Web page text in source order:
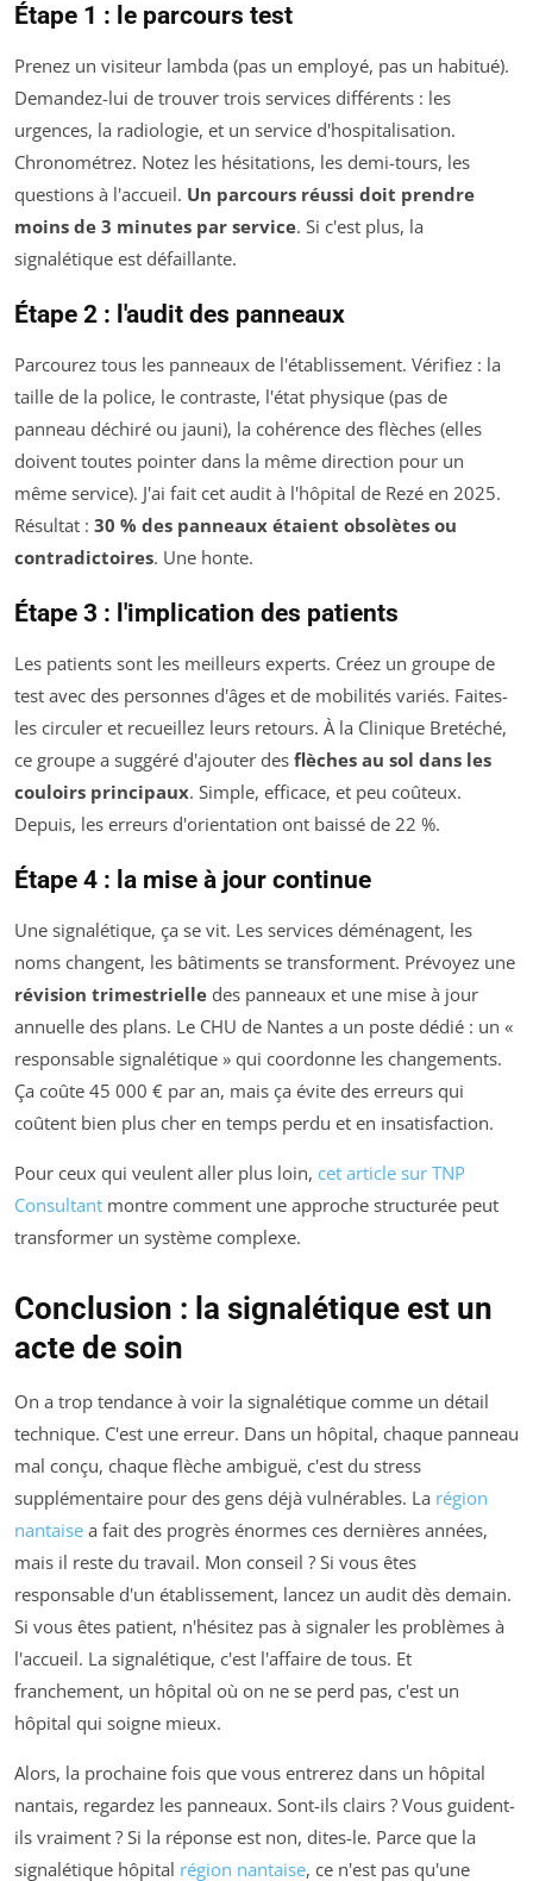
Étape 1 : le parcours test
Prenez un visiteur lambda (pas un employé, pas un habitué).
Demandez-lui de trouver trois services différents : les
urgences, la radiologie, et un service d'hospitalisation.
Chronométrez. Notez les hésitations, les demi-tours, les
questions à l'accueil. Un parcours réussi doit prendre
moins de 3 minutes par service. Si c'est plus, la
signalétique est défaillante.
Étape 2 : l'audit des panneaux
Parcourez tous les panneaux de l'établissement. Vérifiez : la
taille de la police, le contraste, l'état physique (pas de
panneau déchiré ou jauni), la cohérence des flèches (elles
doivent toutes pointer dans la même direction pour un
même service). J'ai fait cet audit à l'hôpital de Rezé en 2025.
Résultat : 30 % des panneaux étaient obsolètes ou
contradictoires. Une honte.
Étape 3 : l'implication des patients
Les patients sont les meilleurs experts. Créez un groupe de
test avec des personnes d'âges et de mobilités variés. Faites-
les circuler et recueillez leurs retours. À la Clinique Bretéché,
ce groupe a suggéré d'ajouter des flèches au sol dans les
couloirs principaux. Simple, efficace, et peu coûteux.
Depuis, les erreurs d'orientation ont baissé de 22 %.
Étape 4 : la mise à jour continue
Une signalétique, ça se vit. Les services déménagent, les
noms changent, les bâtiments se transforment. Prévoyez une
révision trimestrielle des panneaux et une mise à jour
annuelle des plans. Le CHU de Nantes a un poste dédié : un «
responsable signalétique » qui coordonne les changements.
Ça coûte 45 000 € par an, mais ça évite des erreurs qui
coûtent bien plus cher en temps perdu et en insatisfaction.
Pour ceux qui veulent aller plus loin, cet article sur TNP
Consultant montre comment une approche structurée peut
transformer un système complexe.
Conclusion : la signalétique est un
acte de soin
On a trop tendance à voir la signalétique comme un détail
technique. C'est une erreur. Dans un hôpital, chaque panneau
mal conçu, chaque flèche ambiguë, c'est du stress
supplémentaire pour des gens déjà vulnérables. La région
nantaise a fait des progrès énormes ces dernières années,
mais il reste du travail. Mon conseil ? Si vous êtes
responsable d'un établissement, lancez un audit dès demain.
Si vous êtes patient, n'hésitez pas à signaler les problèmes à
l'accueil. La signalétique, c'est l'affaire de tous. Et
franchement, un hôpital où on ne se perd pas, c'est un
hôpital qui soigne mieux.
Alors, la prochaine fois que vous entrerez dans un hôpital
nantais, regardez les panneaux. Sont-ils clairs ? Vous guident-
ils vraiment ? Si la réponse est non, dites-le. Parce que la
signalétique hôpital région nantaise, ce n'est pas qu'une